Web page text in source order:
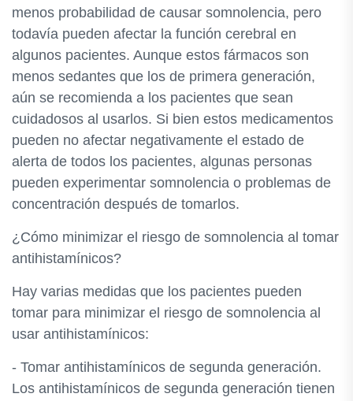
menos probabilidad de causar somnolencia, pero
todavía pueden afectar la función cerebral en
algunos pacientes. Aunque estos fármacos son
menos sedantes que los de primera generación,
aún se recomienda a los pacientes que sean
cuidadosos al usarlos. Si bien estos medicamentos
pueden no afectar negativamente el estado de
alerta de todos los pacientes, algunas personas
pueden experimentar somnolencia o problemas de
concentración después de tomarlos.
¿Cómo minimizar el riesgo de somnolencia al tomar
antihistamínicos?
Hay varias medidas que los pacientes pueden
tomar para minimizar el riesgo de somnolencia al
usar antihistamínicos:
- Tomar antihistamínicos de segunda generación.
Los antihistamínicos de segunda generación tienen